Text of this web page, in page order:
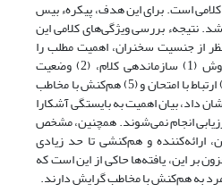
است. برای این هدف، پیکرهء بیس
شد. نتیجهء بررسی ویژگی‌های کلامی این
از جنسیت سخنران، اهمیت مطلب را
می-توان با استفاده از پنج روش (1) سازماندهی کلام، (2) وضعیت
مطلب، (3) پوشش موضوع، (4) ارتباط با امتحان و (5) هم‌کنش با مخاطب
داد، بیان اهمیت به بایستگی آشکارا
انجام نمی‌شوند. همچنین، مشخص
ارائه‌کننده و هم‌کنشی تا حد زیادی
بر این، یافته‌ها حاکی از این است که
به هم‌کنش با مخاطب گرایش دارند.